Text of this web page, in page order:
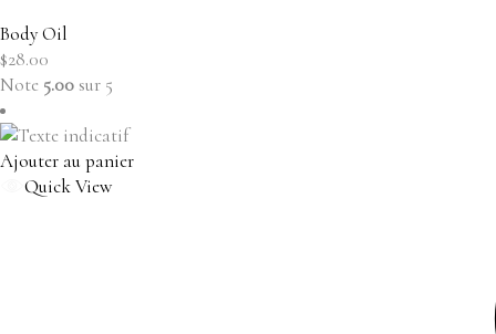
Body Oil
$28.00
Note 5.00 sur 5
Ajouter au panier
Quick View